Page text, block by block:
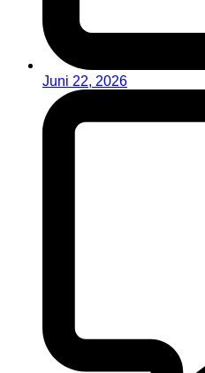
Juni 22, 2026